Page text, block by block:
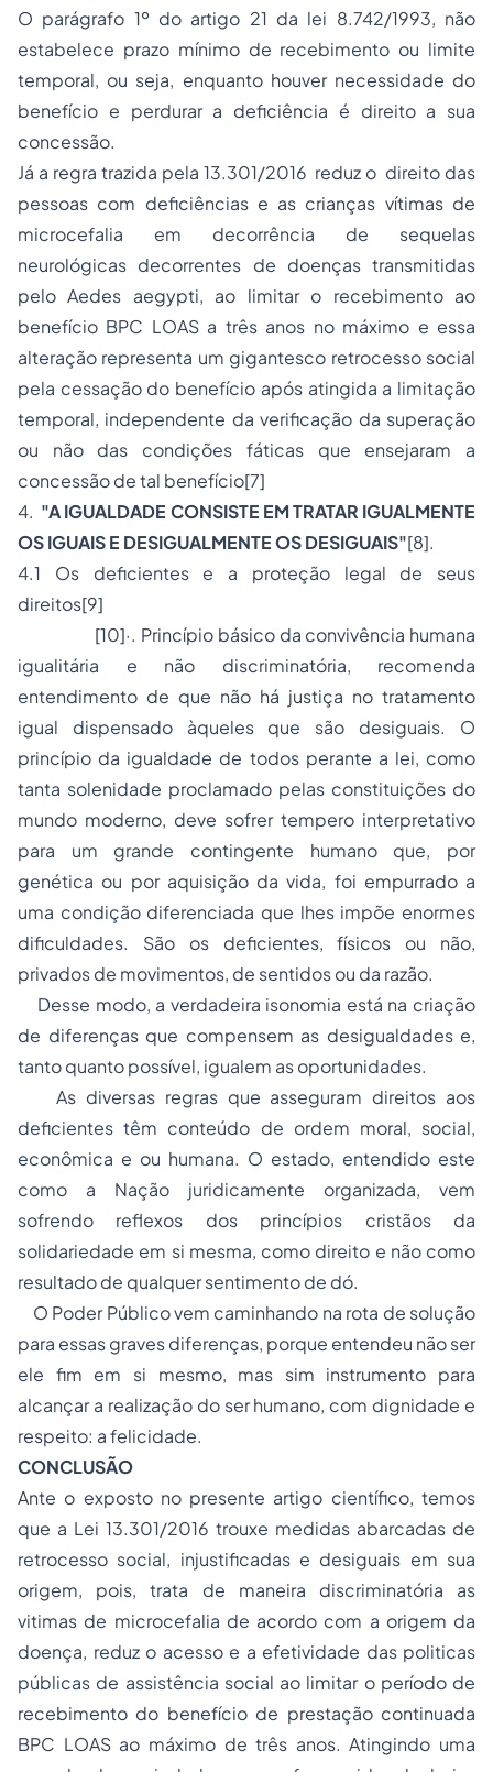
O parágrafo 1º do artigo 21 da lei 8.742/1993, não
estabelece prazo mínimo de recebimento ou limite
temporal, ou seja, enquanto houver necessidade do
benefício e perdurar a deficiência é direito a sua
concessão.
Já a regra trazida pela 13.301/2016 reduz o direito das
pessoas com deficiências e as crianças vítimas de
microcefalia em decorrência de sequelas
neurológicas decorrentes de doenças transmitidas
peloAedes aegypti, ao limitar o recebimento ao
benefício BPC LOAS a três anos no máximo e essa
alteração representa um gigantesco retrocesso social
pela cessação do benefício após atingida a limitação
temporal, independente da verificação da superação
ou não das condições fáticas que ensejaram a
concessão de tal benefício[7]
4. "A IGUALDADE CONSISTE EM TRATAR IGUALMENTE
OS IGUAIS E DESIGUALMENTE OS DESIGUAIS"[8].
4.1 Os deficientes e a proteção legal de seus
direitos[9]
[10]·. Princípio básico da convivência humana
igualitária e não discriminatória, recomenda
entendimento de que não há justiça no tratamento
igual dispensado àqueles que são desiguais. O
princípio da igualdade de todos perante a lei, como
tanta solenidade proclamado pelas constituições do
mundo moderno, deve sofrer tempero interpretativo
para um grande contingente humano que, por
genética ou por aquisição da vida, foi empurrado a
uma condição diferenciada que lhes impõe enormes
dificuldades. São os deficientes, físicos ou não,
privados de movimentos, de sentidos ou da razão.
Desse modo, a verdadeira isonomia está na criação
de diferenças que compensem as desigualdades e,
tanto quanto possível, igualem as oportunidades.
As diversas regras que asseguram direitos aos
deficientes têm conteúdo de ordem moral, social,
econômica e ou humana. O estado, entendido este
como a Nação juridicamente organizada, vem
sofrendo reflexos dos princípios cristãos da
solidariedade em si mesma, como direito e não como
resultado de qualquer sentimento de dó.
O Poder Público vem caminhando na rota de solução
para essas graves diferenças, porque entendeu não ser
ele fim em si mesmo, mas sim instrumento para
alcançar a realização do ser humano, com dignidade e
respeito: a felicidade.
CONCLUSÃO
Ante o exposto no presente artigo científico, temos
que a Lei 13.301/2016 trouxe medidas abarcadas de
retrocesso social, injustificadas e desiguais em sua
origem, pois, trata de maneira discriminatória as
vitimas de microcefalia de acordo com a origem da
doença, reduz o acesso e a efetividade das politicas
públicas de assistência social ao limitar o período de
recebimento do benefício de prestação continuada
BPC LOAS ao máximo de três anos. Atingindo uma